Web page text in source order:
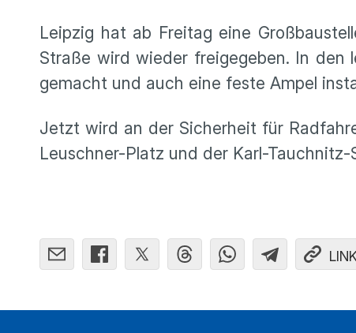
Leipzig hat ab Freitag eine
Straße wird wieder freigegeben. In
gemacht und auch eine feste Ampel
Jetzt wird an der Sicherheit für
Leuschner-Platz und der Karl-